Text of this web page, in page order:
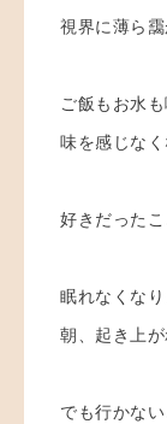
視界に薄ら
ご飯もお水
味を感じな
好きだったこ
眠れなくなり
朝、起き上が
でも行かな